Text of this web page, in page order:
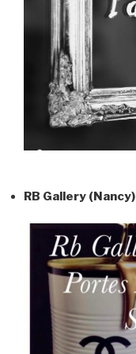
RB Gallery (Nancy)